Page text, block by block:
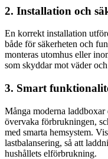
2. Installation och
En korrekt installation
både för säkerheten och
monteras utomhus eller
som skyddar mot väder
3. Smart
Många moderna
övervaka förbrukningen,
med smarta hemsystem.
lastbalansering, så att
hushållets elförbrukning.